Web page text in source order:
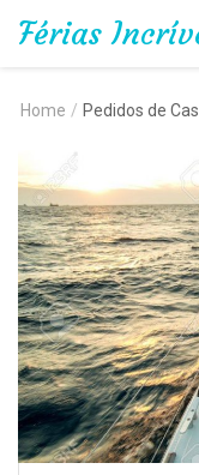
Férias
Home / Pedidos de